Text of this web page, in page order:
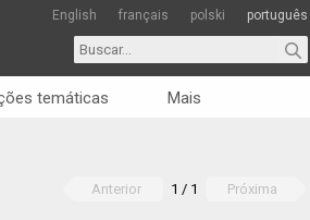
English français polski português
temáticas Mais
Anterior 1 / 1 Próxima